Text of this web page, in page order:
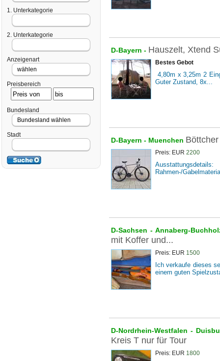
1. Unterkategorie
2. Unterkategorie
Anzeigenart
Preisbereich
Bundesland
Stadt
D-Bayern - Hauszelt, Xtend
Bestes Gebot
4,80m x 3,25m 2
Guter Zustand, 8x...
D-Bayern - Muenchen
Preis: EUR 2200
Rahmen-/
D-Sachsen - Annaberg-
mit Koffer und...
Preis: EUR 1500
Ich verkaufe dieses
einem guten
D-Nordrhein-Westfalen -
Kreis T nur für Tour
Preis: EUR 1800